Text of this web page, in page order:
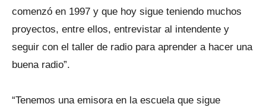
comenzó en 1997 y que hoy sigue teniendo muchos
proyectos, entre ellos, entrevistar al intendente y
seguir con el taller de radio para aprender a hacer una
buena radio”.
“Tenemos una emisora en la escuela que sigue